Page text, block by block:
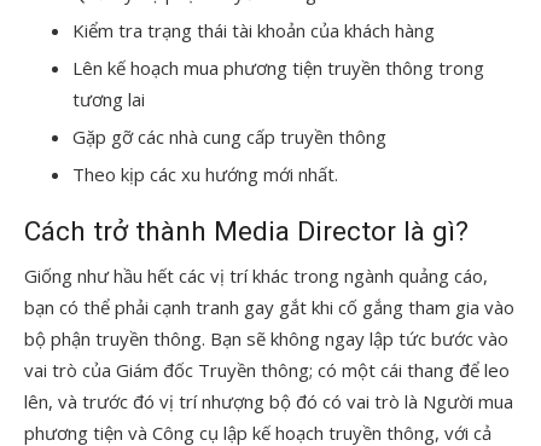
Kiểm tra trạng thái tài khoản của khách hàng
Lên kế hoạch mua phương tiện truyền thông trong
tương lai
Gặp gỡ các nhà cung cấp truyền thông
Theo kịp các xu hướng mới nhất.
Cách trở thành Media Director là gì?
Giống như hầu hết các vị trí khác trong ngành quảng cáo,
bạn có thể phải cạnh tranh gay gắt khi cố gắng tham gia vào
bộ phận truyền thông. Bạn sẽ không ngay lập tức bước vào
vai trò của Giám đốc Truyền thông; có một cái thang để leo
lên, và trước đó vị trí nhượng bộ đó có vai trò là Người mua
phương tiện và Công cụ lập kế hoạch truyền thông, với cả